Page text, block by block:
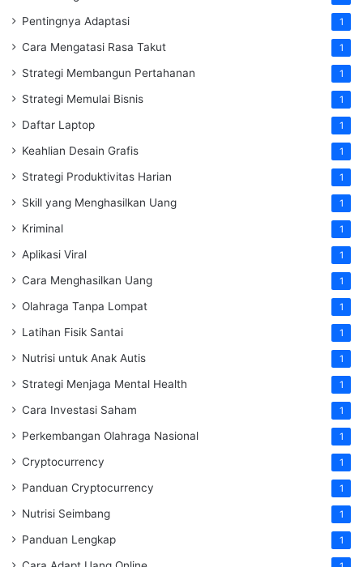
Pentingnya Adaptasi 1
Cara Mengatasi Rasa Takut 1
Strategi Membangun Pertahanan 1
Strategi Memulai Bisnis 1
Daftar Laptop 1
Keahlian Desain Grafis 1
Strategi Produktivitas Harian 1
Skill yang Menghasilkan Uang 1
Kriminal 1
Aplikasi Viral 1
Cara Menghasilkan Uang 1
Olahraga Tanpa Lompat 1
Latihan Fisik Santai 1
Nutrisi untuk Anak Autis 1
Strategi Menjaga Mental Health 1
Cara Investasi Saham 1
Perkembangan Olahraga Nasional 1
Cryptocurrency 1
Panduan Cryptocurrency 1
Nutrisi Seimbang 1
Panduan Lengkap 1